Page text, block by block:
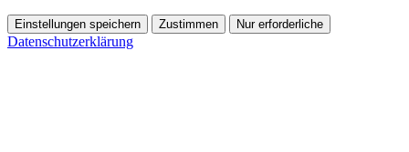
Einstellungen speichern Zustimmen Nur erforderliche
Datenschutzerklärung